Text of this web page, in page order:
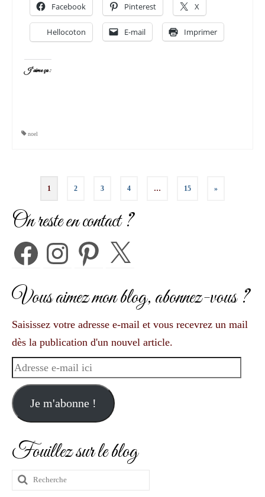
Facebook Pinterest X
Hellocoton E-mail Imprimer
J’aime ça :
noel
Pagination
des
publications
1 2 3 4 … 15 »
On reste en contact ?
FacebookInstagramPinterest X
Vous aimez mon blog, abonnez-vous ?
Saisissez votre adresse e-mail et vous recevrez un mail
dès la publication d'un nouvel article.
Adresse
mail
ici
Je m'abonne !
Fouillez sur le blog
Rechercher